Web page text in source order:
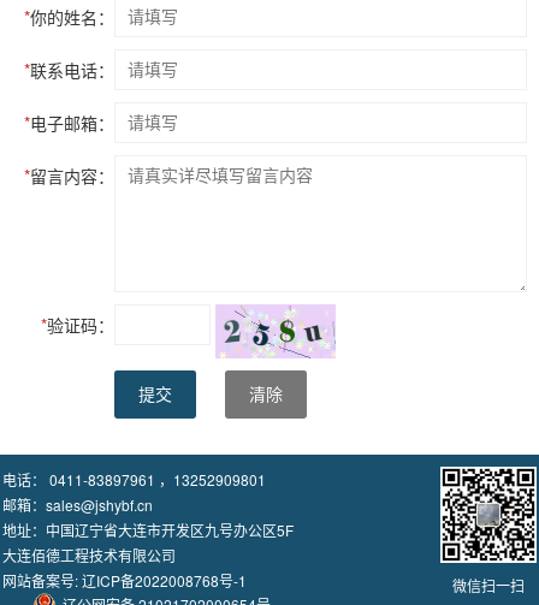
*你的姓名：
*联系电话：
*电子邮箱：
*留言内容：
*验证码：
提交 清除
微信扫一扫
电话： 0411-83897961 ，13252909801
邮箱：sales@jshybf.cn
地址：中国辽宁省大连市开发区九号办公区5F
大连佰德工程技术有限公司
网站备案号:辽ICP备2022008768号-1